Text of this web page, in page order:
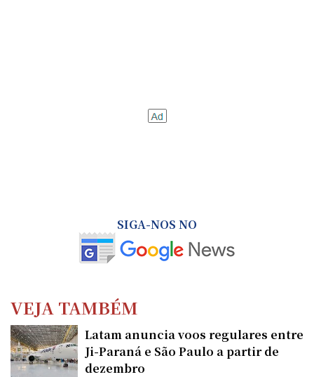
SIGA-NOS NO
VEJA TAMBÉM
Latam anuncia voos regulares entre
Ji-Paraná e São Paulo a partir de
dezembro